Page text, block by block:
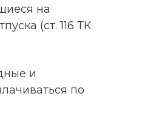
на
(ст. 116 ТК
и
по